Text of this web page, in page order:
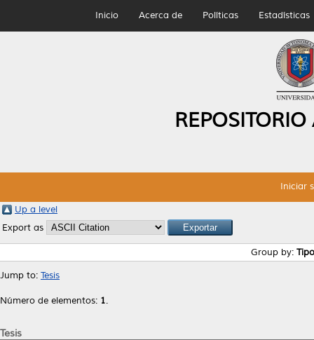
Inicio Acerca de Políticas Estadísticas
Iniciar
Up a level
Export as
Group by:
Jump to: Tesis
Número de elementos: 1.
Tesis